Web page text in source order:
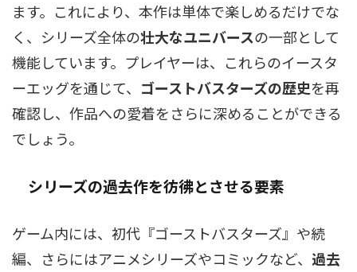
ます。これにより、本作は単体で楽しめるだけでな
く、シリーズ全体の壮大なユニバースの一部として
機能しています。プレイヤーは、これらのイースタ
ーエッグを通じて、 ゴーストバスターズの歴史を再
確認し、作品への愛着をさらに深めることができる
でしょう。
シリーズの過去作を彷彿とさせる要素
ゲーム内には、初代『ゴーストバスターズ』や続
編、さらにはアニメシリーズやコミックなど、 過去